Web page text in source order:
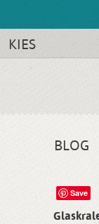
KIES
BLOG
Save